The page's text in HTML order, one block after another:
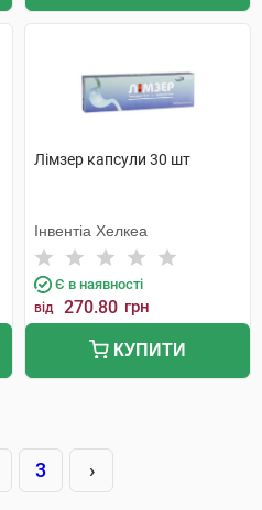
Лімзер капсули 30 шт
Інвентіа Хелкеа
Є в наявності
від 270.80 грн
КУПИТИ
3 ›